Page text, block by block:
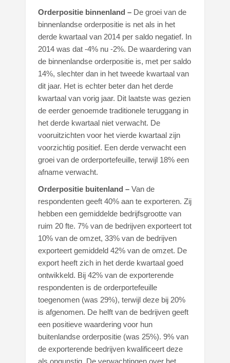
Orderpositie binnenland – De groei van de
binnenlandse orderpositie is net als in het
derde kwartaal van 2014 per saldo negatief. In
2014 was dat -4% nu -2%. De waardering van
de binnenlandse orderpositie is, met per saldo
14%, slechter dan in het tweede kwartaal van
dit jaar. Het is echter beter dan het derde
kwartaal van vorig jaar. Dit laatste was gezien
de eerder genoemde traditionele teruggang in
het derde kwartaal niet verwacht. De
vooruitzichten voor het vierde kwartaal zijn
voorzichtig positief. Een derde verwacht een
groei van de orderportefeuille, terwijl 18% een
afname verwacht.
Orderpositie buitenland – Van de
respondenten geeft 40% aan te exporteren. Zij
hebben een gemiddelde bedrijfsgrootte van
ruim 20 fte. 7% van de bedrijven exporteert tot
10% van de omzet, 33% van de bedrijven
exporteert gemiddeld 42% van de omzet. De
export heeft zich in het derde kwartaal goed
ontwikkeld. Bij 42% van de exporterende
respondenten is de orderportefeuille
toegenomen (was 29%), terwijl deze bij 20%
is afgenomen. De helft van de bedrijven geeft
een positieve waardering voor hun
buitenlandse orderpositie (was 25%). 9% van
de exporterende bedrijven kwalificeert deze
als ongunstig. De verwachtingen over het